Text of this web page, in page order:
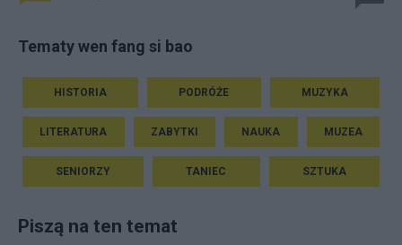
Tematy wen fang si bao
HISTORIA PODRÓŻE MUZYKA
LITERATURA ZABYTKI NAUKA MUZEA
SENIORZY TANIEC SZTUKA
Piszą na ten temat